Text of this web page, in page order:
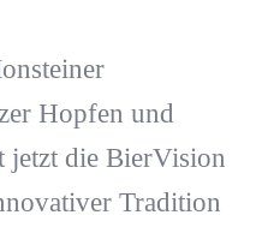
Hopfen und
jetzt die BierVision
Tradition